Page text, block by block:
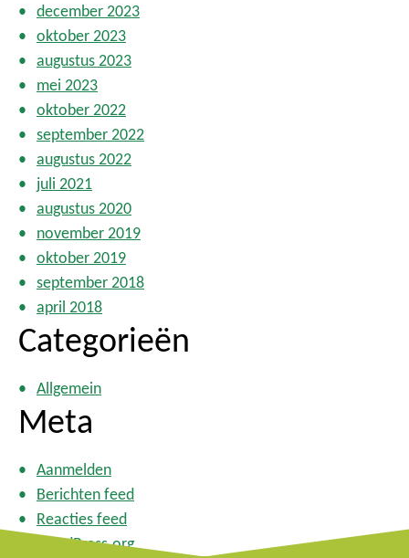
december 2023
oktober 2023
augustus 2023
mei 2023
oktober 2022
september 2022
augustus 2022
juli 2021
augustus 2020
november 2019
oktober 2019
september 2018
april 2018
Categorieën
Allgemein
Meta
Aanmelden
Berichten feed
Reacties feed
WordPress.org